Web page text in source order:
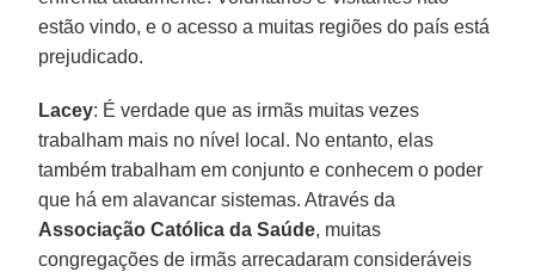
estão vindo, e o acesso a muitas regiões do país está
prejudicado.
Lacey: É verdade que as irmãs muitas vezes
trabalham mais no nível local. No entanto, elas
também trabalham em conjunto e conhecem o poder
que há em alavancar sistemas. Através da
Associação Católica da Saúde, muitas
congregações de irmãs arrecadaram consideráveis